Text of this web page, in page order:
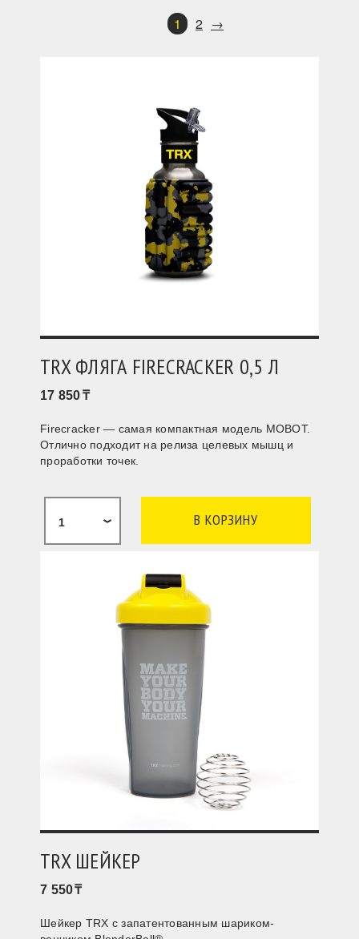
1 2 →
TRX ФЛЯГА FIRECRACKER 0,5 Л
17 850
Firecracker — самая компактная модель MOBOT.
Отлично подходит на релиза целевых мышц и
проработки точек.
1
TRX ШЕЙКЕР
7 550
Шейкер TRX с запатентованным шариком-